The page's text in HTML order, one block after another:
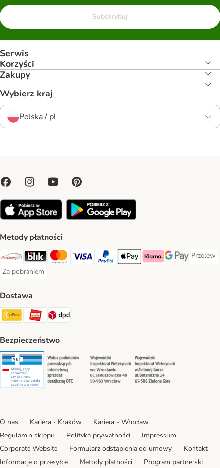
Subskrybuj
Serwis
Korzyści
Zakupy
Wybierz kraj
Polska / pl
Metody płatności
Przelewy24 Payment Method
Blik Payment Method
MasterCard Payment Method
Visa Payment Method
PayPal Payment Method
Apple Pay Payment Method
Klarna Payment Method
Google Pay
Przelew
Przelew
Za pobraniem
Za pobraniem Payment Method
Dostawa
Paczkomat® Shipping Method
ORLEN Paczka Shipping Method
DPD Shipping Method
Bezpieczeństwo
Security Security Security
O nas Kariera - Kraków
Kariera - Wrocław
Regulamin sklepu
Polityka prywatności
Impressum
Corporate Website
Formularz odstąpienia od umowy
Kontakt
Informacje o przesyłce
Metody płatności Program partnerski